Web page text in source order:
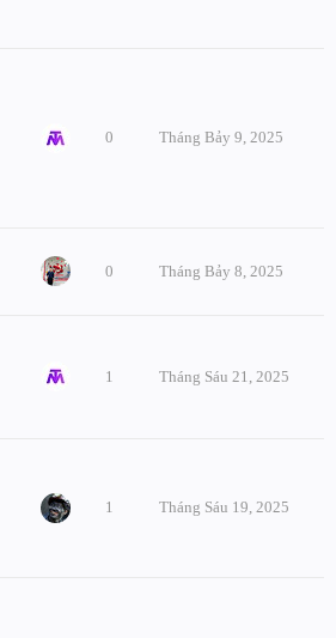
0 Tháng Bảy 9, 2025
0 Tháng Bảy 8, 2025
1 Tháng Sáu 21, 2025
1 Tháng Sáu 19, 2025